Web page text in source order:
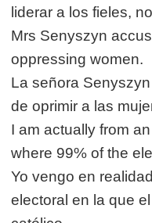
liderar a los fieles,
Mrs Senyszyn
oppressing women.
La señora
de oprimir a las
I am actually from
where 99% of the
Yo vengo en
electoral en la que